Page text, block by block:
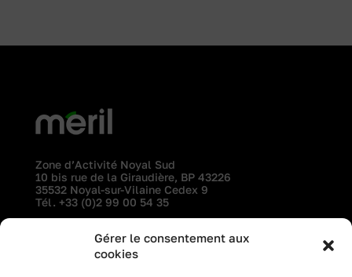
Gérer le consentement aux
cookies
Zone d’Activité Noyal Sud
10 bis rue de la Giraudière, BP 43226
35532 Noyal-sur-Vilaine Cedex 9
Tél. +33 (0)2 99 00 54 35
professionnels l’entreprise